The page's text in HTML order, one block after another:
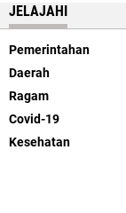
JELAJAHI
Pemerintahan
Daerah
Ragam
Covid-19
Kesehatan